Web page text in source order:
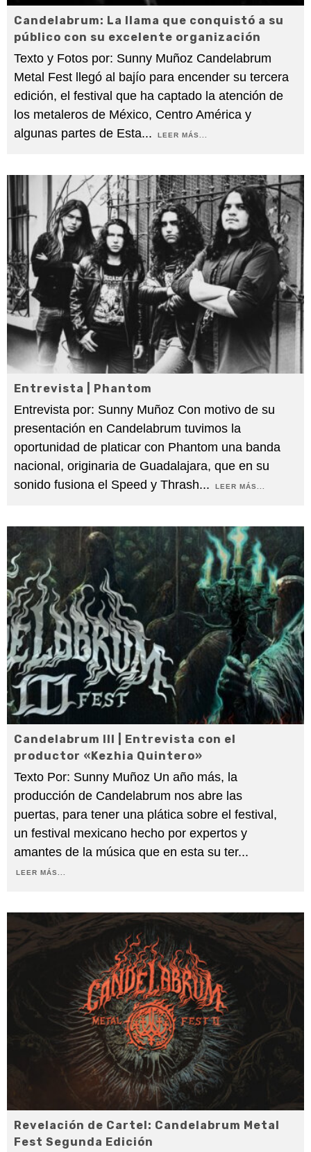
Candelabrum: La llama que conquistó a su
público con su excelente organización
Texto y Fotos por: Sunny Muñoz Candelabrum
Metal Fest llegó al bajío para encender su tercera
edición, el festival que ha captado la atención de
los metaleros de México, Centro América y
algunas partes de Esta... LEER MÁS...
Entrevista | Phantom
Entrevista por: Sunny Muñoz Con motivo de su
presentación en Candelabrum tuvimos la
oportunidad de platicar con Phantom una banda
nacional, originaria de Guadalajara, que en su
sonido fusiona el Speed y Thrash... LEER MÁS...
Candelabrum III | Entrevista con el
productor «Kezhia Quintero»
Texto Por: Sunny Muñoz Un año más, la
producción de Candelabrum nos abre las
puertas, para tener una plática sobre el festival,
un festival mexicano hecho por expertos y
amantes de la música que en esta su ter...
LEER MÁS...
Revelación de Cartel: Candelabrum Metal
Fest Segunda Edición